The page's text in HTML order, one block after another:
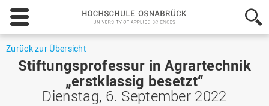
Hochschule
Osnabrück
-
Applied
Zurück zur Übersicht
Stiftungsprofessur in Agrartechnik
„erstklassig besetzt“
Dienstag, 6. September 2022